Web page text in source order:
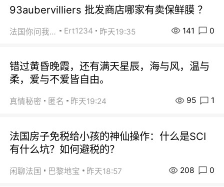
93aubervilliers 批发商店哪家有卖保鲜膜 ？
法国你问我答 Ert1234 昨天19:35 141 0
错过黄昏晚霞，还有满天星辰，海与风，温与
柔，爱与不爱皆自由。
真情秘密 匿名 昨天19:24 95 1
法国房子免税给小孩的神仙操作：什么是SCI
有什么坑？如何避税的？
闲聊法国 巴黎地宝 昨天18:57 208 0